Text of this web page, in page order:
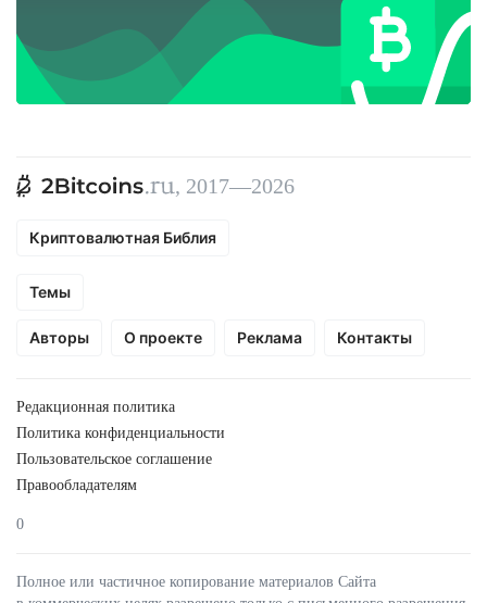
, 2017—2026
Криптовалютная Библия
Темы
Авторы О проекте Реклама Контакты
Редакционная политика
Политика конфиденциальности
Пользовательское соглашение
Правообладателям
0
Полное или частичное копирование материалов Сайта